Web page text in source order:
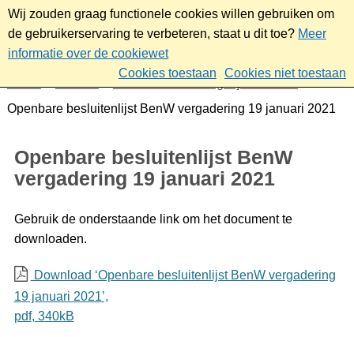
Wij zouden graag functionele cookies willen gebruiken om
de gebruikerservaring te verbeteren, staat u dit toe? Meer
informatie over de cookiewet
Cookies toestaan
Cookies niet toestaan
Gemeenteraad/Dagelijks bestuur
Openbare besluitenlijst BenW vergadering 19 januari 2021
Openbare besluitenlijst BenW
vergadering 19 januari 2021
Gebruik de onderstaande link om het document te
downloaden.
Download ‘Openbare besluitenlijst BenW vergadering
19 januari 2021’,
pdf, 340kB